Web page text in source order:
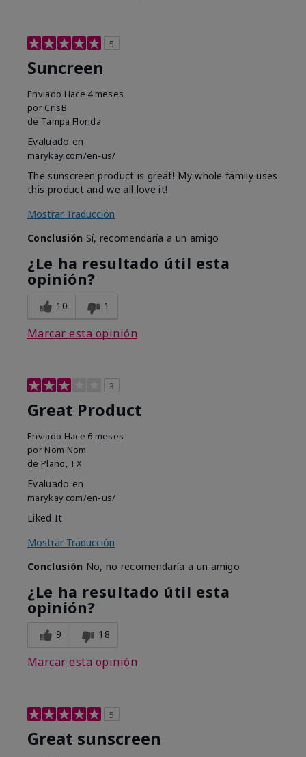
5
Suncreen
Enviado Hace 4 meses
por CrisB
de Tampa Florida
Evaluado en
marykay.com/en-us/
The sunscreen product is great! My whole family uses
this product and we all love it!
Mostrar Traducción
Conclusión Sí, recomendaría a un amigo
¿Le ha resultado útil esta
opinión?
10 1
Marcar esta opinión
3
Great Product
Enviado Hace 6 meses
por Nom Nom
de Plano, TX
Evaluado en
marykay.com/en-us/
Liked It
Mostrar Traducción
Conclusión No, no recomendaría a un amigo
¿Le ha resultado útil esta
opinión?
9 18
Marcar esta opinión
5
Great sunscreen